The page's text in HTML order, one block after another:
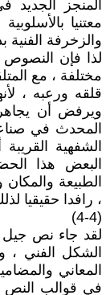
المنجز
معتنيا
والزخرفة
لذا فإن النصوص
مختلفة ، مع
قلقه ورعبه ،
ويرفض أن يجاهر
المحدث في
الشفهية
البعض هذا
الطبيعة
، رافدا حقيقيا
(4-4)
لقد جاء نص جيل
الشكل الفني ،
المعاني
في قوالب النص